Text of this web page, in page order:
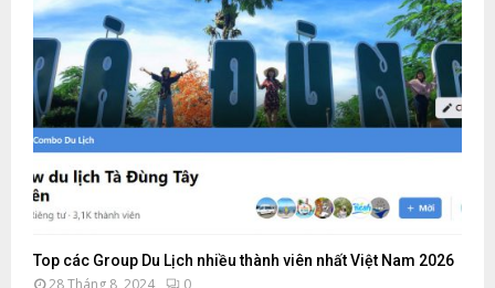
Top các Group Du Lịch nhiều thành viên nhất Việt Nam 2026